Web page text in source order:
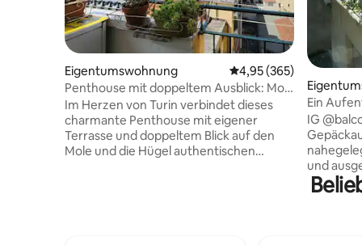
Eigentumswohnung Durchschnittliche
4,95 (365)
Penthouse mit doppeltem Ausblick: Mole
und die Skyline von Turin
Im Herzen von Turin verbindet dieses
charmante Penthouse mit eigener
Terrasse und doppeltem Blick auf den
Mole und die Hügel authentischen
Ein
von Turin
IG
und
Minuten